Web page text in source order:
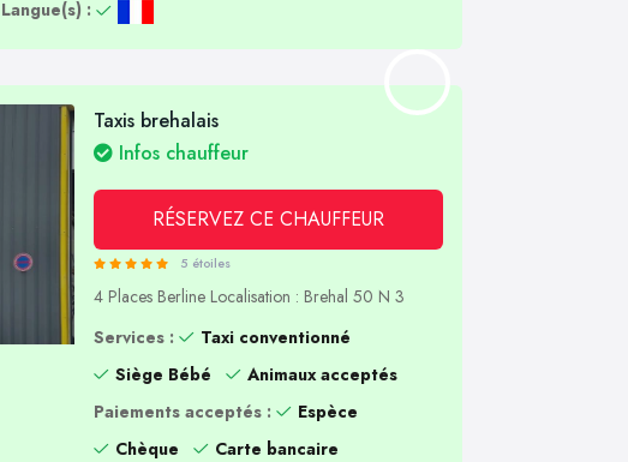
Langue(s) :
Taxis brehalais
Infos chauffeur
RÉSERVEZ CE CHAUFFEUR
5 étoiles
4 Places Berline Localisation : Brehal 50 N 3
Services :
Taxi conventionné
Siège Bébé
Animaux acceptés
Paiements acceptés :
Espèce
Chèque
Carte bancaire